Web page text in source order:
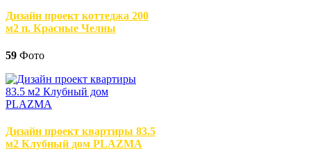
Дизайн проект коттеджа 200
м2 п. Красные Челны
59 Фото
Дизайн проект квартиры 83.5
м2 Клубный дом PLAZMA